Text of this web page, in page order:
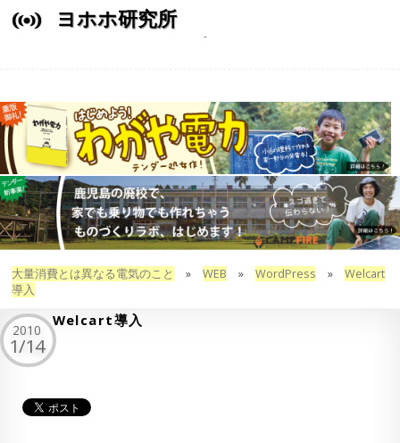
ヨホホ研究所
大量消費とは異なる電気のこと » WEB » WordPress » Welcart
導入
Welcart導入
2010
1/14